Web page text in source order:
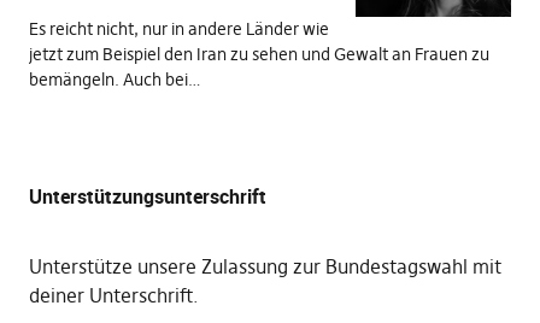
Es reicht nicht, nur in andere Länder wie
jetzt zum Beispiel den Iran zu sehen und Gewalt an Frauen zu
bemängeln. Auch bei…
Unterstützungsunterschrift
Unterstütze unsere Zulassung zur Bundestagswahl mit
deiner Unterschrift.